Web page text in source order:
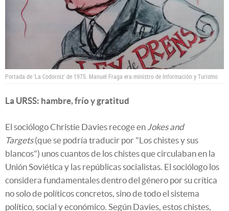
Portada de 'La Codorniz' de 1975. Manuel Fraga era ministro de Información y Turismo
La URSS: hambre, frío y gratitud
El sociólogo Christie Davies recoge en Jokes and
Targets(que se podría traducir por "Los chistes y sus
blancos") unos cuantos de los chistes que circulaban en la
Unión Soviética y las repúblicas socialistas. El sociólogo los
considera fundamentales dentro del género por su crítica
no solo de políticos concretos, sino de todo el sistema
político, social y económico. Según Davies, estos chistes,